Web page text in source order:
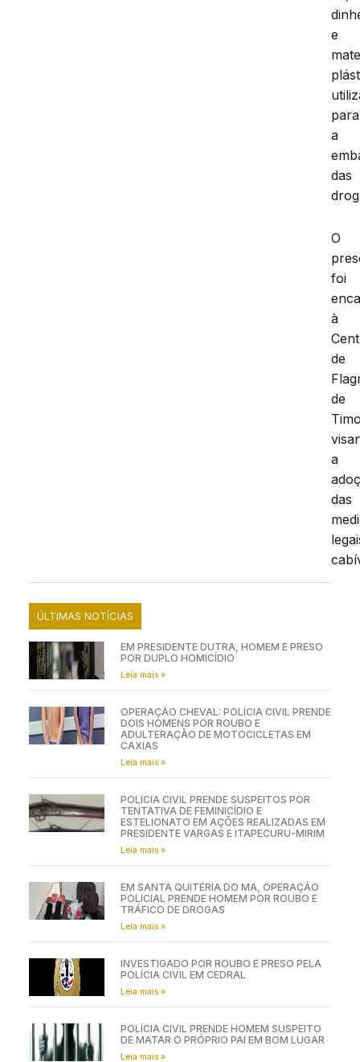
e
para
a
das
O
foi
à
de
de
a
das
ÚLTIMAS NOTÍCIAS
EM PRESIDENTE DUTRA, HOMEM É PRESO
POR DUPLO HOMICÍDIO
Leia mais »
OPERAÇÃO CHEVAL: POLÍCIA CIVIL PRENDE
DOIS HOMENS POR ROUBO E
ADULTERAÇÃO DE MOTOCICLETAS EM
CAXIAS
Leia mais »
POLÍCIA CIVIL PRENDE SUSPEITOS POR
TENTATIVA DE FEMINICÍDIO E
ESTELIONATO EM AÇÕES REALIZADAS EM
PRESIDENTE VARGAS E ITAPECURU-MIRIM
Leia mais »
EM SANTA QUITÉRIA DO MA, OPERAÇÃO
POLICIAL PRENDE HOMEM POR ROUBO E
TRÁFICO DE DROGAS
Leia mais »
INVESTIGADO POR ROUBO É PRESO PELA
POLÍCIA CIVIL EM CEDRAL
Leia mais »
POLÍCIA CIVIL PRENDE HOMEM SUSPEITO
DE MATAR O PRÓPRIO PAI EM BOM LUGAR
Leia mais »